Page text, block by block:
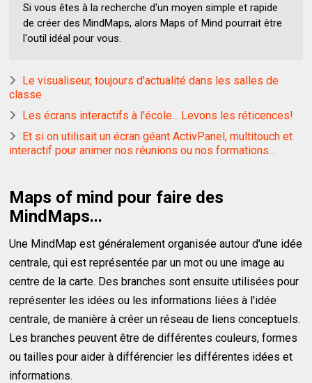
Si vous êtes à la recherche d'un moyen simple et rapide
de créer des MindMaps, alors Maps of Mind pourrait être
l'outil idéal pour vous.
Le visualiseur, toujours d'actualité dans les salles de
classe
Les écrans interactifs à l'école... Levons les réticences!
Et si on utilisait un écran géant ActivPanel, multitouch et
interactif pour animer nos réunions ou nos formations...
Maps of mind pour faire des
MindMaps...
Une MindMap est généralement organisée autour d'une idée
centrale, qui est représentée par un mot ou une image au
centre de la carte. Des branches sont ensuite utilisées pour
représenter les idées ou les informations liées à l'idée
centrale, de manière à créer un réseau de liens conceptuels.
Les branches peuvent être de différentes couleurs, formes
ou tailles pour aider à différencier les différentes idées et
informations.